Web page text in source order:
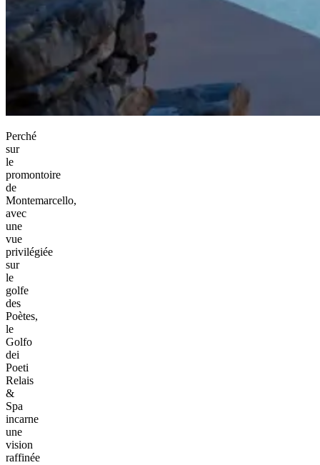
Perché
sur
le
promontoire
de
Montemarcello,
avec
une
vue
privilégiée
sur
le
golfe
des
Poètes,
le
Golfo
dei
Poeti
Relais
&
Spa
incarne
une
vision
raffinée